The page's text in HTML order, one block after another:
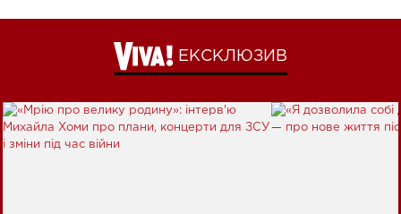
ЕКСКЛЮЗИВ